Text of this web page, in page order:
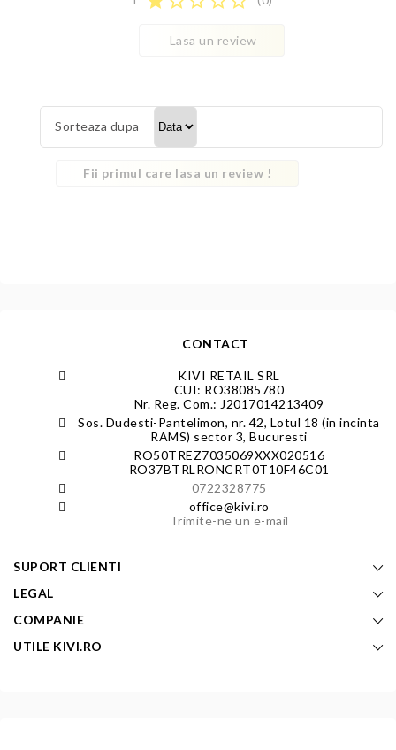
Lasa un review
Sorteaza dupa
Fii primul care lasa un review !
CONTACT
KIVI RETAIL SRL
CUI: RO38085780
Nr. Reg. Com.: J2017014213409
Sos. Dudesti-Pantelimon, nr. 42, Lotul 18 (in incinta
RAMS) sector 3, Bucuresti
RO50TREZ7035069XXX020516
RO37BTRLRONCRT0T10F46C01
0722328775
office@kivi.ro
Trimite-ne un e-mail
SUPORT CLIENTI
LEGAL
COMPANIE
UTILE KIVI.RO